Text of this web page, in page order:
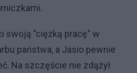
swoją "ciężką pracę" w
państwa, a Jasio pewnie
Na szczęście nie zdążył